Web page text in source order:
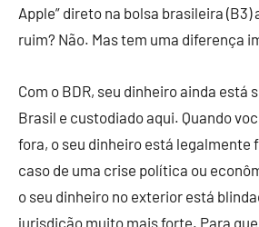
Apple” direto na bolsa brasileira (B3)
ruim? Não. Mas tem uma diferença
Com o BDR, seu dinheiro ainda está
Brasil e custodiado aqui. Quando
fora, o seu dinheiro está legalmente
caso de uma crise política ou
o seu dinheiro no exterior está
jurisdição muito mais forte. Para